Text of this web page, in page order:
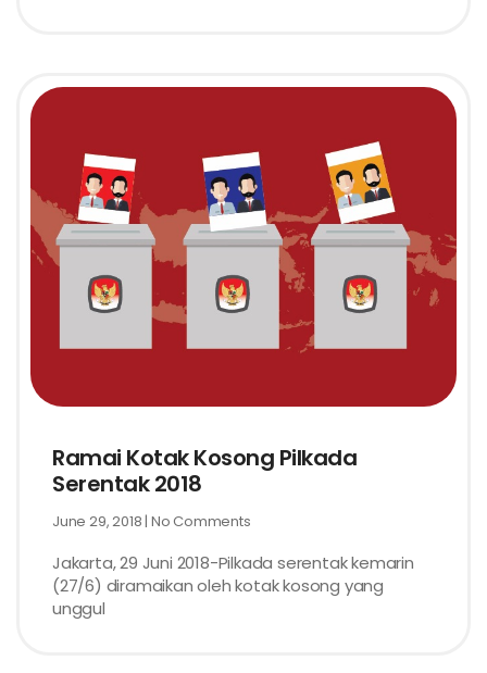
Ramai Kotak Kosong Pilkada
Serentak 2018
June 29, 2018 No Comments
Jakarta, 29 Juni 2018-Pilkada serentak kemarin
(27/6) diramaikan oleh kotak kosong yang
unggul